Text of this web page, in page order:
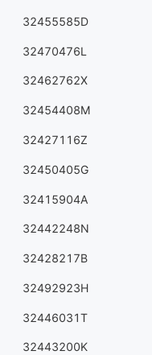
32455585D
32470476L
32462762X
32454408M
32427116Z
32450405G
32415904A
32442248N
32428217B
32492923H
32446031T
32443200K